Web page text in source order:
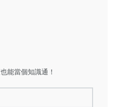
能當個知識通！